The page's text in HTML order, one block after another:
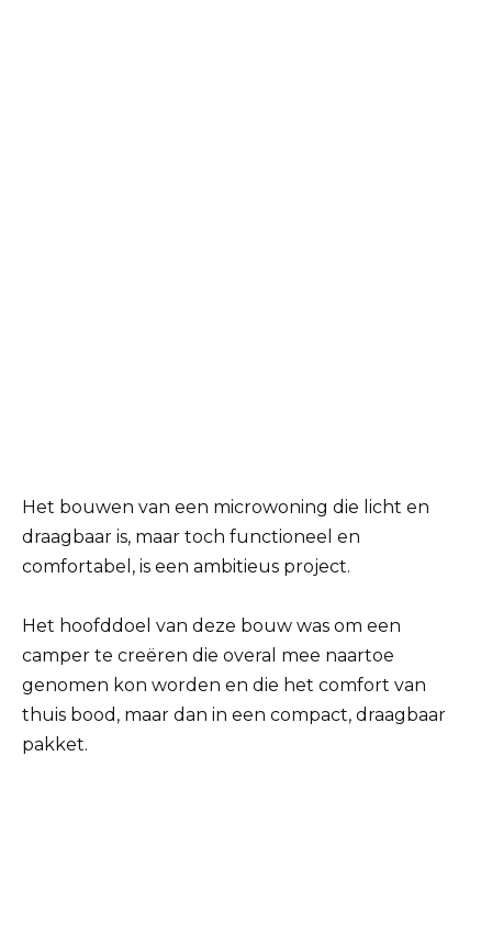
Het bouwen van een microwoning die licht en
draagbaar is, maar toch functioneel en
comfortabel, is een ambitieus project.
Het hoofddoel van deze bouw was om een ​​
camper te creëren die overal mee naartoe
genomen kon worden en die het comfort van
thuis bood, maar dan in een compact, draagbaar
pakket.